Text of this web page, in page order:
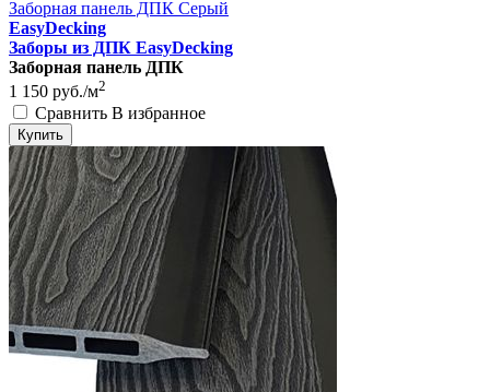
Заборная панель ДПК Серый
EasyDecking
Заборы из ДПК EasyDecking
Заборная панель ДПК
1 150 руб./м2
Сравнить В избранное
Купить